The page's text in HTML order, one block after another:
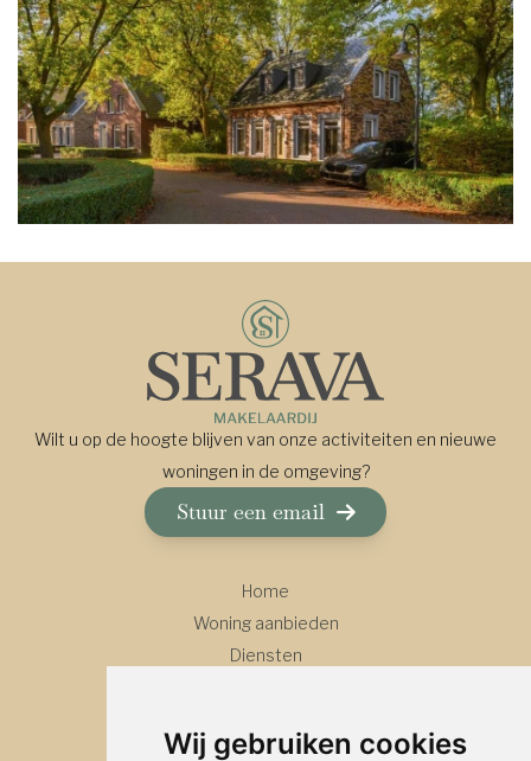
Wij gebruiken cookies
Wilt u op de hoogte blijven van onze activiteiten en nieuwe
woningen in de omgeving?
Stuur een email
Home
Woning aanbieden
Diensten